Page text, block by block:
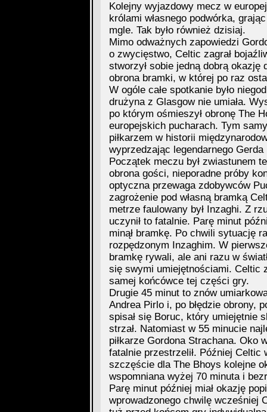
Kolejny wyjazdowy mecz w
królami własnego podwórka,
mgle. Tak było również dzisiaj.
Mimo odważnych zapowiedzi
o zwycięstwo, Celtic zagrał
stworzył sobie jedną dobrą okazję
obrona bramki, w której po raz
W ogóle całe spotkanie było
drużyna z Glasgow nie umiała.
po którym ośmieszył obronę The
europejskich pucharach. Tym
piłkarzem w historii
wyprzedzając legendarnego Gerda
Początek meczu był zwiastunem
obrona gości, nieporadne próby
optyczna przewaga zdobywców
zagrożenie pod własną bramką
metrze faulowany był Inzaghi. Z
uczynił to fatalnie. Parę minut
minął bramkę. Po chwili sytuację
rozpędzonym Inzaghim. W
bramkę rywali, ale ani razu w
się swymi umiejętnościami. Celtic
samej końcówce tej części gry.
Drugie 45 minut to znów
Andrea Pirlo i, po błędzie obrony,
spisał się Boruc, który umiejętnie
strzał. Natomiast w 55 minucie
piłkarze Gordona Strachana. Oko
fatalnie przestrzelił. Później Celtic
szczęście dla The Bhoys kolejne
wspomniana wyżej 70 minuta i
Parę minut później miał okazję
wprowadzonego chwilę wcześniej